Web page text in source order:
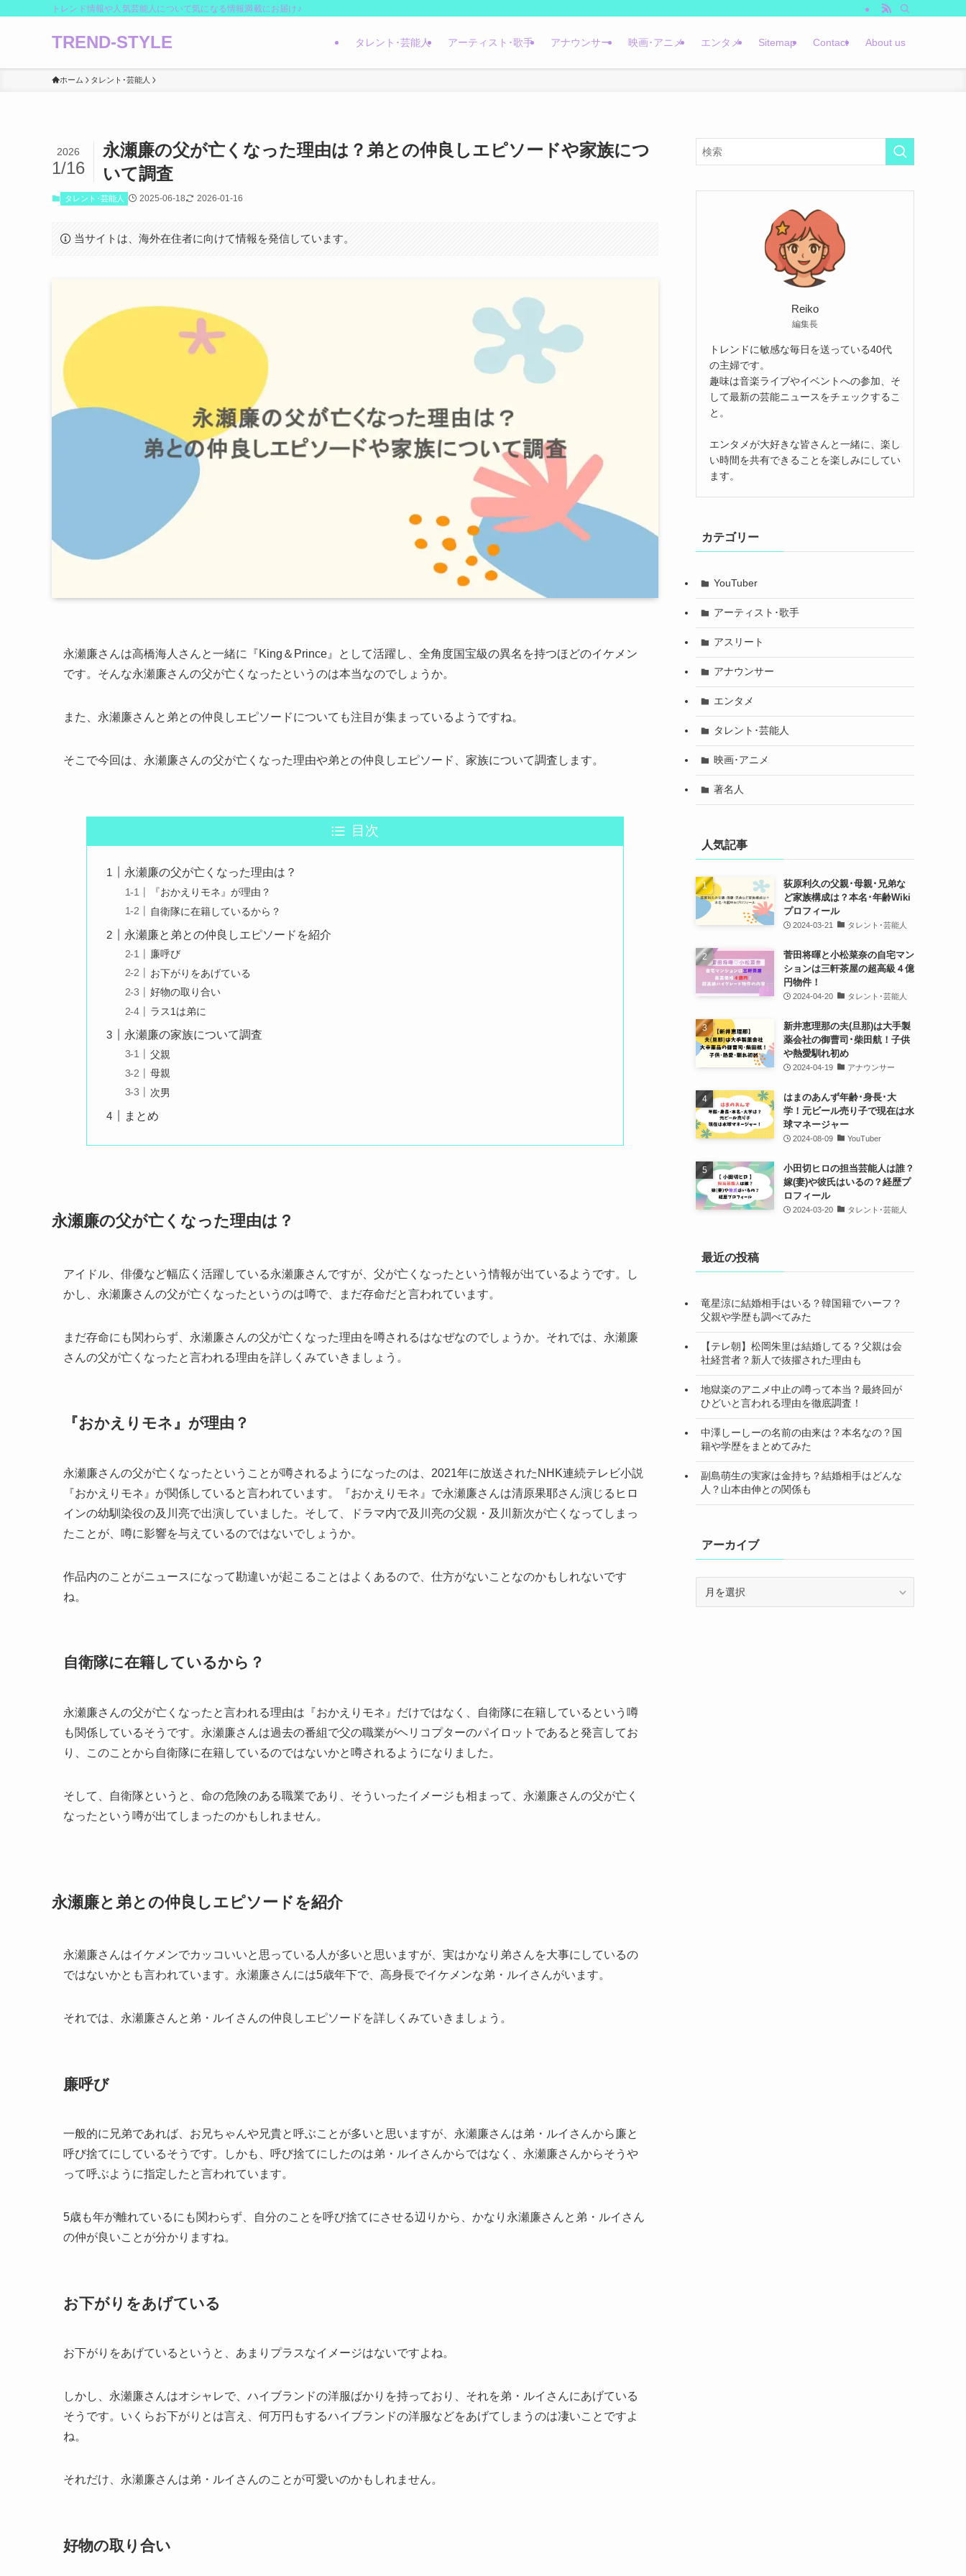
トレンド情報や人気芸能人について気になる情報満載にお届け♪
TREND-STYLE タレント･芸能人 アーティスト･歌手 アナウンサー 映画･アニメ エンタメ Sitemap Contact About us
ホーム タレント･芸能人
永瀬廉の父が亡くなった理由は？弟との仲良しエピソードや家族につ
いて調査
2026
1/16
タレント･芸能人 2025-06-18 2026-01-16
当サイトは、海外在住者に向けて情報を発信しています。
永瀬廉さんは高橋海人さんと一緒に『King＆Prince』として活躍し、全角度国宝級の異名を持つほどのイケメン
です。そんな永瀬廉さんの父が亡くなったというのは本当なのでしょうか。
また、永瀬廉さんと弟との仲良しエピソードについても注目が集まっているようですね。
そこで今回は、永瀬廉さんの父が亡くなった理由や弟との仲良しエピソード、家族について調査します。
目次
永瀬廉の父が亡くなった理由は？
『おかえりモネ』が理由？
自衛隊に在籍しているから？
永瀬廉と弟との仲良しエピソードを紹介
廉呼び
お下がりをあげている
好物の取り合い
ラス1は弟に
永瀬廉の家族について調査
父親
母親
次男
まとめ
永瀬廉の父が亡くなった理由は？
アイドル、俳優など幅広く活躍している永瀬廉さんですが、父が亡くなったという情報が出ているようです。し
かし、永瀬廉さんの父が亡くなったというのは噂で、まだ存命だと言われています。
まだ存命にも関わらず、永瀬廉さんの父が亡くなった理由を噂されるはなぜなのでしょうか。それでは、永瀬廉
さんの父が亡くなったと言われる理由を詳しくみていきましょう。
『おかえりモネ』が理由？
永瀬廉さんの父が亡くなったということが噂されるようになったのは、2021年に放送されたNHK連続テレビ小説
『おかえりモネ』が関係していると言われています。『おかえりモネ』で永瀬廉さんは清原果耶さん演じるヒロ
インの幼馴染役の及川亮で出演していました。そして、ドラマ内で及川亮の父親・及川新次が亡くなってしまっ
たことが、噂に影響を与えているのではないでしょうか。
作品内のことがニュースになって勘違いが起こることはよくあるので、仕方がないことなのかもしれないです
ね。
自衛隊に在籍しているから？
永瀬廉さんの父が亡くなったと言われる理由は『おかえりモネ』だけではなく、自衛隊に在籍しているという噂
も関係しているそうです。永瀬廉さんは過去の番組で父の職業がヘリコプターのパイロットであると発言してお
り、このことから自衛隊に在籍しているのではないかと噂されるようになりました。
そして、自衛隊というと、命の危険のある職業であり、そういったイメージも相まって、永瀬廉さんの父が亡く
なったという噂が出てしまったのかもしれません。
永瀬廉と弟との仲良しエピソードを紹介
永瀬廉さんはイケメンでカッコいいと思っている人が多いと思いますが、実はかなり弟さんを大事にしているの
ではないかとも言われています。永瀬廉さんには5歳年下で、高身長でイケメンな弟・ルイさんがいます。
それでは、永瀬廉さんと弟・ルイさんの仲良しエピソードを詳しくみていきましょう。
廉呼び
一般的に兄弟であれば、お兄ちゃんや兄貴と呼ぶことが多いと思いますが、永瀬廉さんは弟・ルイさんから廉と
呼び捨てにしているそうです。しかも、呼び捨てにしたのは弟・ルイさんからではなく、永瀬廉さんからそうや
って呼ぶように指定したと言われています。
5歳も年が離れているにも関わらず、自分のことを呼び捨てにさせる辺りから、かなり永瀬廉さんと弟・ルイさん
の仲が良いことが分かりますね。
お下がりをあげている
お下がりをあげているというと、あまりプラスなイメージはないですよね。
しかし、永瀬廉さんはオシャレで、ハイブランドの洋服ばかりを持っており、それを弟・ルイさんにあげている
そうです。いくらお下がりとは言え、何万円もするハイブランドの洋服などをあげてしまうのは凄いことですよ
ね。
それだけ、永瀬廉さんは弟・ルイさんのことが可愛いのかもしれません。
好物の取り合い
Reiko
編集長
トレンドに敏感な毎日を送っている40代
の主婦です。
趣味は音楽ライブやイベントへの参加、そ
して最新の芸能ニュースをチェックするこ
と。
エンタメが大好きな皆さんと一緒に、楽し
い時間を共有できることを楽しみにしてい
ます。
カテゴリー
YouTuber
アーティスト･歌手
アスリート
アナウンサー
エンタメ
タレント･芸能人
映画･アニメ
著名人
人気記事
荻原利久の父親･母親･兄弟な
ど家族構成は？本名･年齢Wiki
プロフィール
2024-03-21 タレント･芸能人
菅田将暉と小松菜奈の自宅マン
ションは三軒茶屋の超高級４億
円物件！
2024-04-20 タレント･芸能人
新井恵理那の夫(旦那)は大手製
薬会社の御曹司･柴田航！子供
や熱愛馴れ初め
2024-04-19 アナウンサー
はまのあんず年齢･身長･大
学！元ビール売り子で現在は水
球マネージャー
2024-08-09 YouTuber
小田切ヒロの担当芸能人は誰？
嫁(妻)や彼氏はいるの？経歴プ
ロフィール
2024-03-20 タレント･芸能人
最近の投稿
竜星涼に結婚相手はいる？韓国籍でハーフ？
父親や学歴も調べてみた
【テレ朝】松岡朱里は結婚してる？父親は会
社経営者？新人で抜擢された理由も
地獄楽のアニメ中止の噂って本当？最終回が
ひどいと言われる理由を徹底調査！
中澤しーしーの名前の由来は？本名なの？国
籍や学歴をまとめてみた
副島萌生の実家は金持ち？結婚相手はどんな
人？山本由伸との関係も
アーカイブ